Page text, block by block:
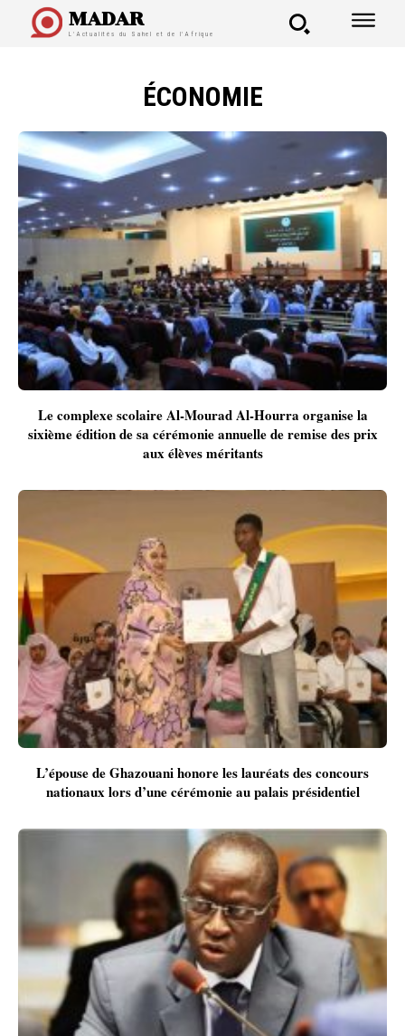
MADAR
L'Actualités du Sahel et de l'Afrique
ÉCONOMIE
Le complexe scolaire Al-Mourad Al-Hourra organise la
sixième édition de sa cérémonie annuelle de remise des prix
aux élèves méritants
L’épouse de Ghazouani honore les lauréats des concours
nationaux lors d’une cérémonie au palais présidentiel